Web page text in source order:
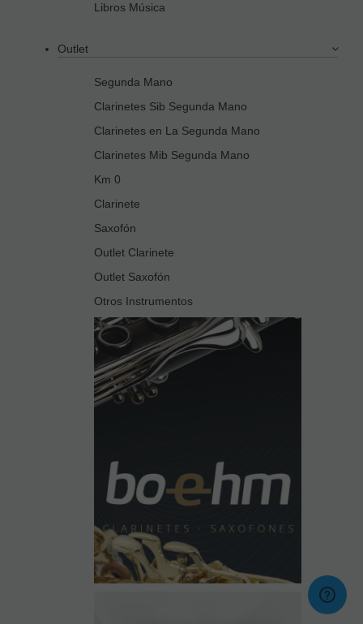
Libros Música
Outlet
Segunda Mano
Clarinetes Sib Segunda Mano
Clarinetes en La Segunda Mano
Clarinetes Mib Segunda Mano
Km 0
Clarinete
Saxofón
Outlet Clarinete
Outlet Saxofón
Otros Instrumentos